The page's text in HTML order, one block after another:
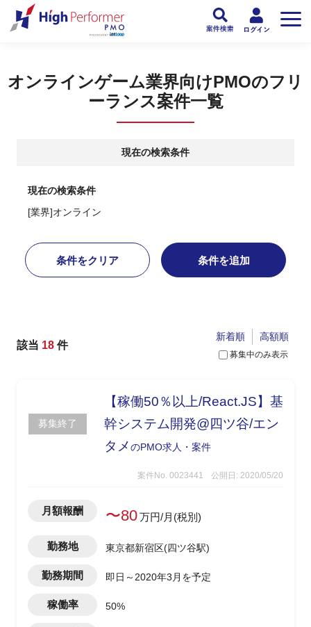
オンラインゲーム業界向けPMOのフリ
ーランス案件一覧
現在の検索条件
現在の検索条件
[業界]オンライン
条件をクリア 条件を追加
該当 18 件
募集中のみ表示
新着順 高額順
募集終了
【稼働50％以上/React.JS】基
幹システム開発@四ツ谷/エン
タメのPMO求人・案件
案件No. 0023441 公開日: 2020/05/20
月額報酬 〜80万円/月(税別)
勤務地 東京都新宿区(四ツ谷駅)
勤務期間 即日～2020年3月を予定
稼働率 50%